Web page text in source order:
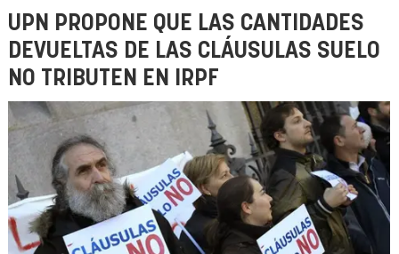
UPN PROPONE QUE LAS CANTIDADES
DEVUELTAS DE LAS CLÁUSULAS SUELO
NO TRIBUTEN EN IRPF